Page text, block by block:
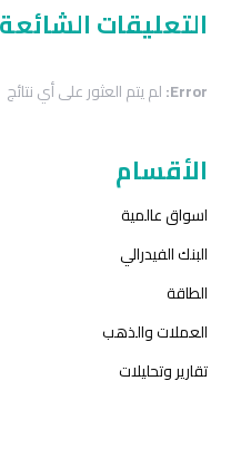
التعليقات الشائعة
Error: لم يتم العثور على أي نتائج
الأقسام
اسواق عالمية
البنك الفيدرالي
الطاقة
العملات والذهب
تقارير وتحليلات